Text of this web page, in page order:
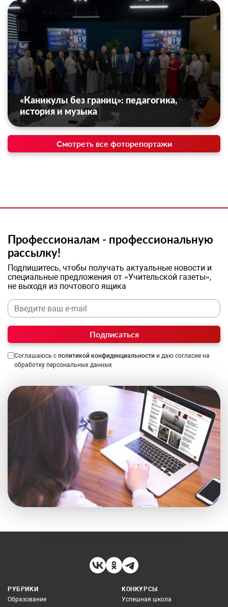
«Каникулы без границ»: педагогика,
история и музыка
Смотреть все фоторепортажи
Профессионалам - профессиональную
рассылку!
Подпишитесь, чтобы получать актуальные новости и
специальные предложения от «Учительской газеты»,
не выходя из почтового ящика
Подписаться
Соглашаюсь с политикой конфиденциальности и даю согласие на
обработку персональных данных
РУБРИКИ
Образование
КОНКУРСЫ
Успешная школа